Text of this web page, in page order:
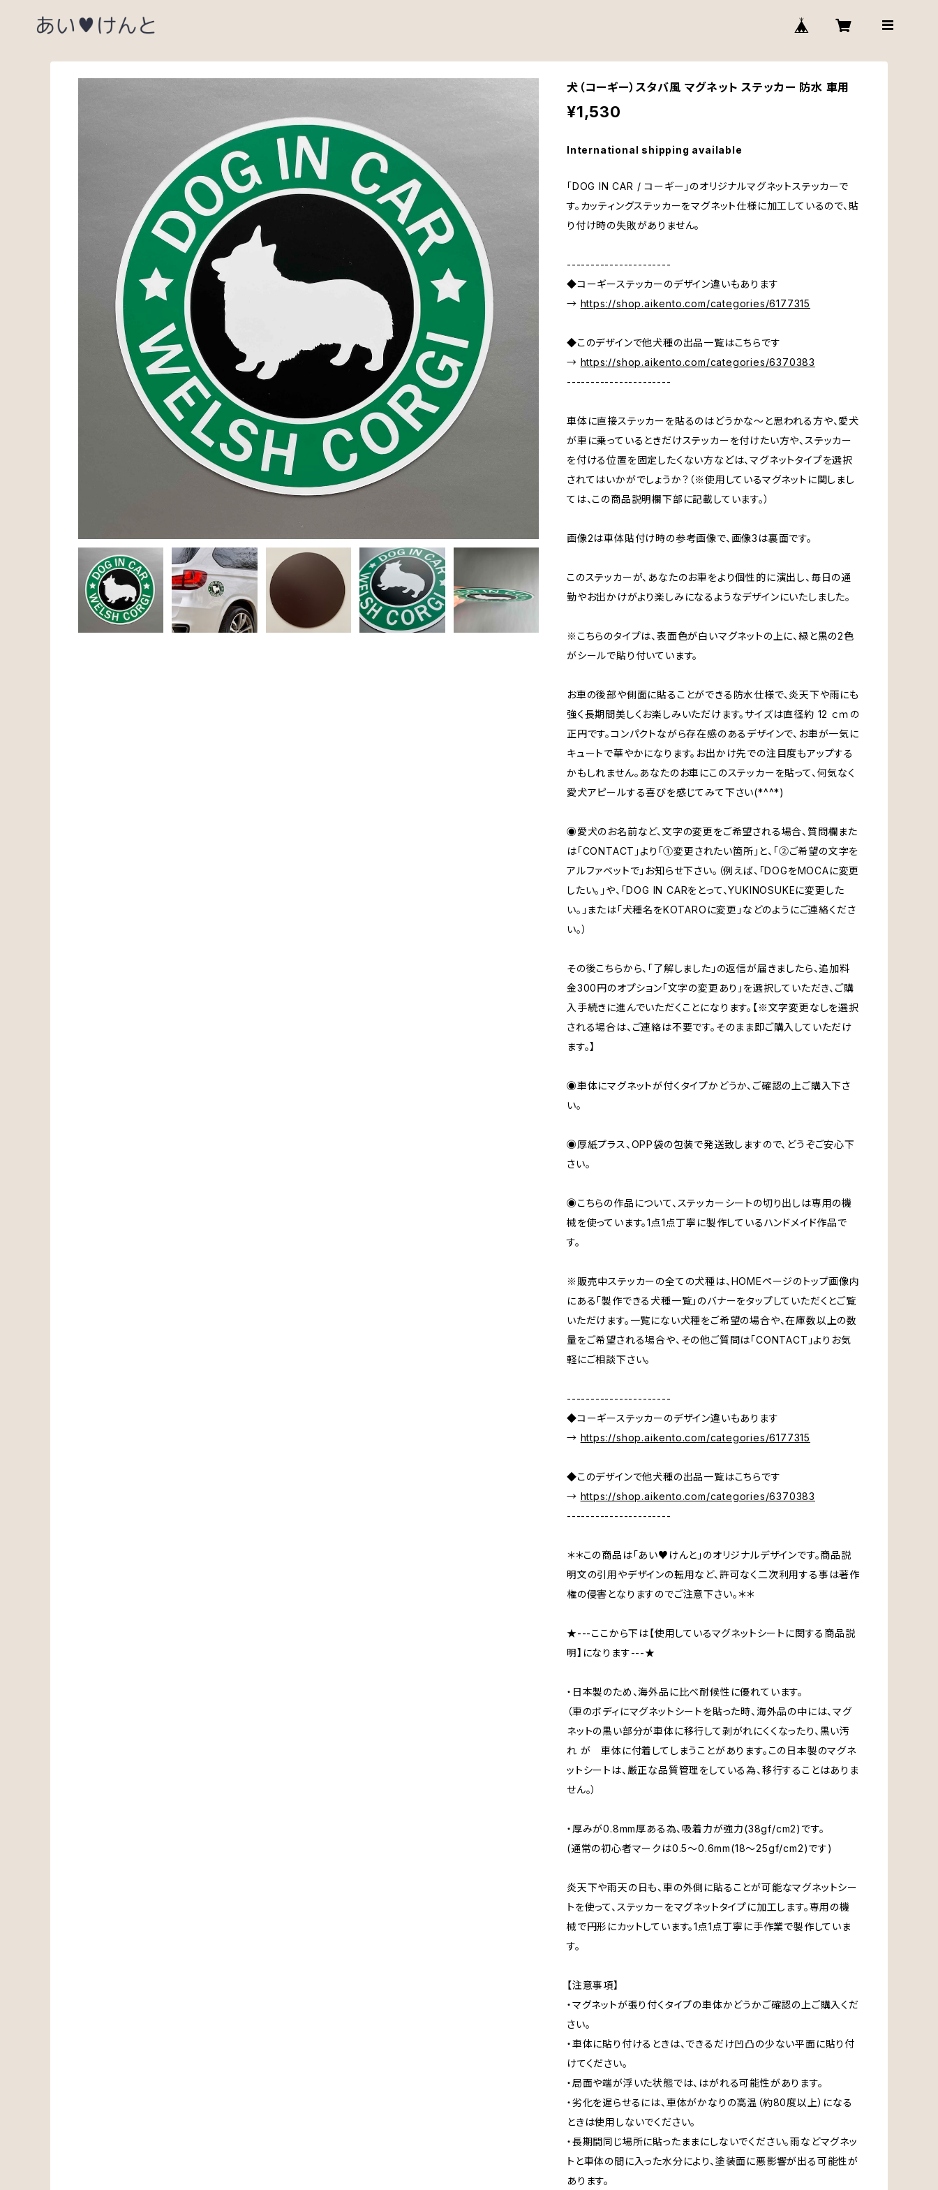
犬（コーギー）スタバ風 マグネット ステッカー 防水 車用
¥1,530
International shipping available
「DOG IN CAR / コーギー」のオリジナルマグネットステッカーで
す。カッティングステッカーをマグネット仕様に加工しているので、貼
り付け時の失敗がありません。
----------------------
◆コーギーステッカーのデザイン違いもあります
→ https://shop.aikento.com/categories/6177315
◆このデザインで他犬種の出品一覧はこちらです
→ https://shop.aikento.com/categories/6370383
----------------------
車体に直接ステッカーを貼るのはどうかな～と思われる方や、愛犬
が車に乗っているときだけステッカーを付けたい方や、ステッカー
を付ける位置を固定したくない方などは、マグネットタイプを選択
されてはいかがでしょうか？（※使用しているマグネットに関しまし
ては、この商品説明欄下部に記載しています。）
画像2は車体貼付け時の参考画像で、画像3は裏面です。
このステッカーが、あなたのお車をより個性的に演出し、毎日の通
勤やお出かけがより楽しみになるようなデザインにいたしました。
※こちらのタイプは、表面色が白いマグネットの上に、緑と黒の2色
がシールで貼り付いています。
お車の後部や側面に貼ることができる防水仕様で、炎天下や雨にも
強く長期間美しくお楽しみいただけます。サイズは直径約 12 ｃｍの
正円です。コンパクトながら存在感のあるデザインで、お車が一気に
キュートで華やかになります。お出かけ先での注目度もアップする
かもしれません。あなたのお車にこのステッカーを貼って、何気なく
愛犬アピールする喜びを感じてみて下さい(*^^*)
◉愛犬のお名前など、文字の変更をご希望される場合、質問欄また
は「CONTACT」より「①変更されたい箇所」と、「②ご希望の文字を
アルファベットで」お知らせ下さい。（例えば、「DOGをMOCAに変更
したい。」や、「DOG IN CARをとって、YUKINOSUKEに変更した
い。」または「犬種名をKOTAROに変更」などのようにご連絡くださ
い。）
その後こちらから、「了解しました」の返信が届きましたら、追加料
金300円のオプション「文字の変更あり」を選択していただき、ご購
入手続きに進んでいただくことになります。【※文字変更なしを選択
される場合は、ご連絡は不要です。そのまま即ご購入していただけ
ます。】
◉車体にマグネットが付くタイプかどうか、ご確認の上ご購入下さ
い。
◉厚紙プラス、OPP袋の包装で発送致しますので、どうぞご安心下
さい。
◉こちらの作品について、ステッカーシートの切り出しは専用の機
械を使っています。1点1点丁寧に製作しているハンドメイド作品で
す。
※販売中ステッカーの全ての犬種は、HOMEページのトップ画像内
にある「製作できる犬種一覧」のバナーをタップしていただくとご覧
いただけます。一覧にない犬種をご希望の場合や、在庫数以上の数
量をご希望される場合や、その他ご質問は「CONTACT」よりお気
軽にご相談下さい。
----------------------
◆コーギーステッカーのデザイン違いもあります
→ https://shop.aikento.com/categories/6177315
◆このデザインで他犬種の出品一覧はこちらです
→ https://shop.aikento.com/categories/6370383
----------------------
＊＊この商品は「あい♥けんと」のオリジナルデザインです。商品説
明文の引用やデザインの転用など、許可なく二次利用する事は著作
権の侵害となりますのでご注意下さい。＊＊
★---ここから下は【使用しているマグネットシートに関する商品説
明】になります---★
・日本製のため、海外品に比べ耐候性に優れています。
（車のボディにマグネットシートを貼った時、海外品の中には、マグ
ネットの黒い部分が車体に移行して剥がれにくくなったり、黒い汚
れ が 車体に付着してしまうことがあります。この日本製のマグネ
ットシートは、厳正な品質管理をしている為、移行することはありま
せん。）
・厚みが0.8mm厚ある為、吸着力が強力(38gf/cm2)です。
(通常の初心者マークは0.5～0.6mm(18～25gf/cm2)です)
炎天下や雨天の日も、車の外側に貼ることが可能なマグネットシー
トを使って、ステッカーをマグネットタイプに加工します。専用の機
械で円形にカットしています。1点1点丁寧に手作業で製作していま
す。
【注意事項】
・マグネットが張り付くタイプの車体かどうかご確認の上ご購入くだ
さい。
・車体に貼り付けるときは、できるだけ凹凸の少ない平面に貼り付
けてください。
・局面や端が浮いた状態では、はがれる可能性があります。
・劣化を遅らせるには、車体がかなりの高温（約80度以上）になる
ときは使用しないでください。
・長期間同じ場所に貼ったままにしないでください。雨などマグネッ
トと車体の間に入った水分により、塗装面に悪影響が出る可能性が
あります。